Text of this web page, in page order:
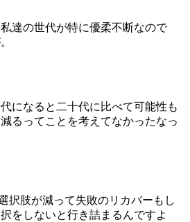
達の世代が特に優柔不断なので
になると二十代に比べて可能性も
るってことを考えてなかったなっ
択肢が減って失敗のリカバーもし
をしないと行き詰まるんですよ